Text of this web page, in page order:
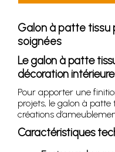
Galon à patte tissu
soignées
Le galon à patte
décoration intérieure
Pour apporter une
projets, le galon à patte
créations
Caractéristiques